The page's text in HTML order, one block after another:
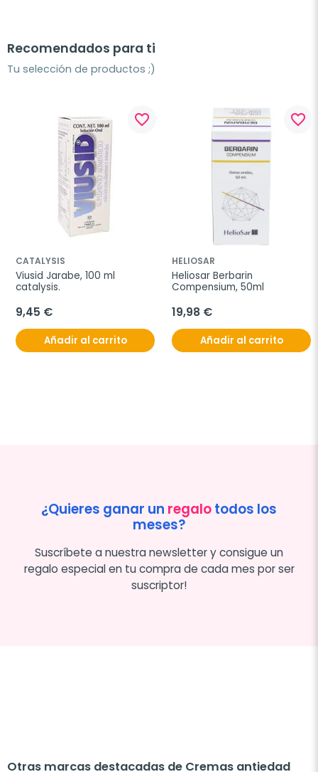
Recomendados para ti
Tu selección de productos ;)
favorite_border
CATALYSIS
Viusid Jarabe, 100 ml
catalysis.
9,45 €
Añadir al carrito
favorite_border
HELIOSAR
Heliosar Berbarin
Compensium, 50ml
19,98 €
Añadir al carrito
¿Quieres ganar un regalotodos los
meses?
Suscríbete a nuestra newsletter y consigue un
regalo especial en tu compra de cada mes por ser
suscriptor!
Otras marcas destacadas de Cremas antiedad